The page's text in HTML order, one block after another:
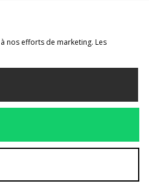
nos efforts de marketing. Les